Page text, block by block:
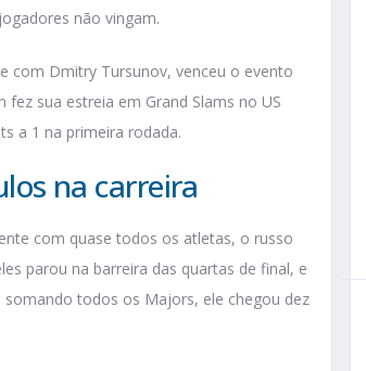
não vingam.
com Dmitry Tursunov, venceu o evento
fez sua estreia em Grand Slams no US
a 1 na primeira rodada.
na carreira
com quase todos os atletas, o russo
parou na barreira das quartas de final, e
todos os Majors, ele chegou dez